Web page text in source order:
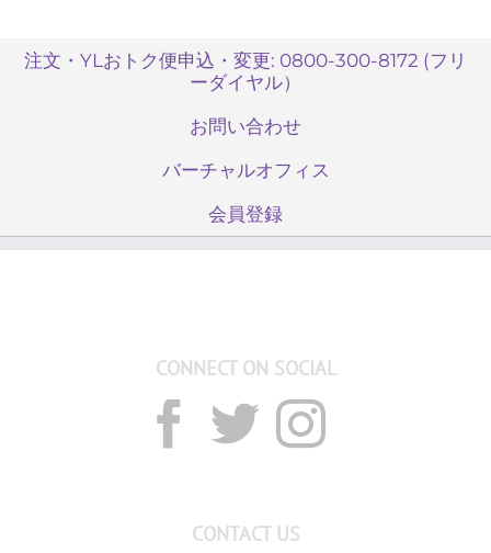
注文・YLおトク便申込・変更: 0800-300-8172 (フリ
ーダイヤル）
お問い合わせ
バーチャルオフィス
会員登録
CONNECT ON SOCIAL
CONTACT US